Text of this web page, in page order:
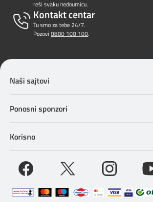
reši svaku nedoumicu.
Kontakt centar
Tu smo za tebe 24/7.
Pozovi 0800 100 100.
Naši sajtovi
Ponosni sponzori
Korisno